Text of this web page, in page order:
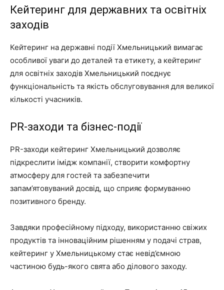
Кейтеринг для державних та освітніх
заходів
Кейтеринг на державні події Хмельницький вимагає
особливої уваги до деталей та етикету, а кейтеринг
для освітніх заходів Хмельницький поєднує
функціональність та якість обслуговування для великої
кількості учасників.
PR-заходи та бізнес-події
PR-заходи кейтеринг Хмельницький дозволяє
підкреслити імідж компанії, створити комфортну
атмосферу для гостей та забезпечити
запам’ятовуваний досвід, що сприяє формуванню
позитивного бренду.
Завдяки професійному підходу, використанню свіжих
продуктів та інноваційним рішенням у подачі страв,
кейтеринг у Хмельницькому стає невід’ємною
частиною будь-якого свята або ділового заходу.